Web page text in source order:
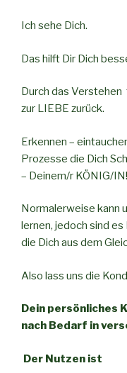
Ich sehe Dich.
Das hilft Dir Dich
Durch das
zur LIEBE zurück.
Erkennen –
Prozesse die Dich
– Deinem/r KÖNIG/IN!
Normalerweise kann
lernen, jedoch sind
die Dich aus dem
Also lass uns die
Dein persönliches
nach Bedarf in
Der Nutzen ist